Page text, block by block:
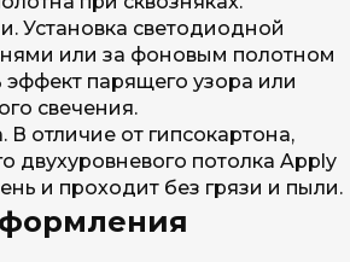
Установка светодиодной
или за фоновым полотном
эффект парящего узора или
свечения.
отличие от гипсокартона,
двухуровневого потолка Apply
и проходит без грязи и пыли.